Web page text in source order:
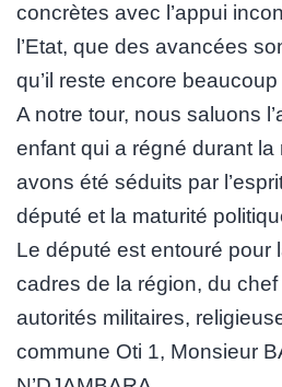
concrètes avec l’appui
l’Etat, que des avancées
qu’il reste encore beaucoup
A notre tour, nous saluons
enfant qui a régné durant la
avons été séduits par
député et la maturité
Le député est entouré pour
cadres de la région, du
autorités militaires,
commune Oti 1, Monsieur